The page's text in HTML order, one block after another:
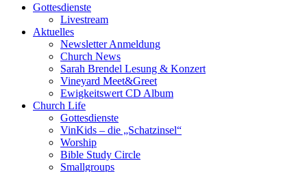
Gottesdienste
Livestream
Aktuelles
Newsletter Anmeldung
Church News
Sarah Brendel Lesung & Konzert
Vineyard Meet&Greet
Ewigkeitswert CD Album
Church Life
Gottesdienste
VinKids – die „Schatzinsel“
Worship
Bible Study Circle
Smallgroups